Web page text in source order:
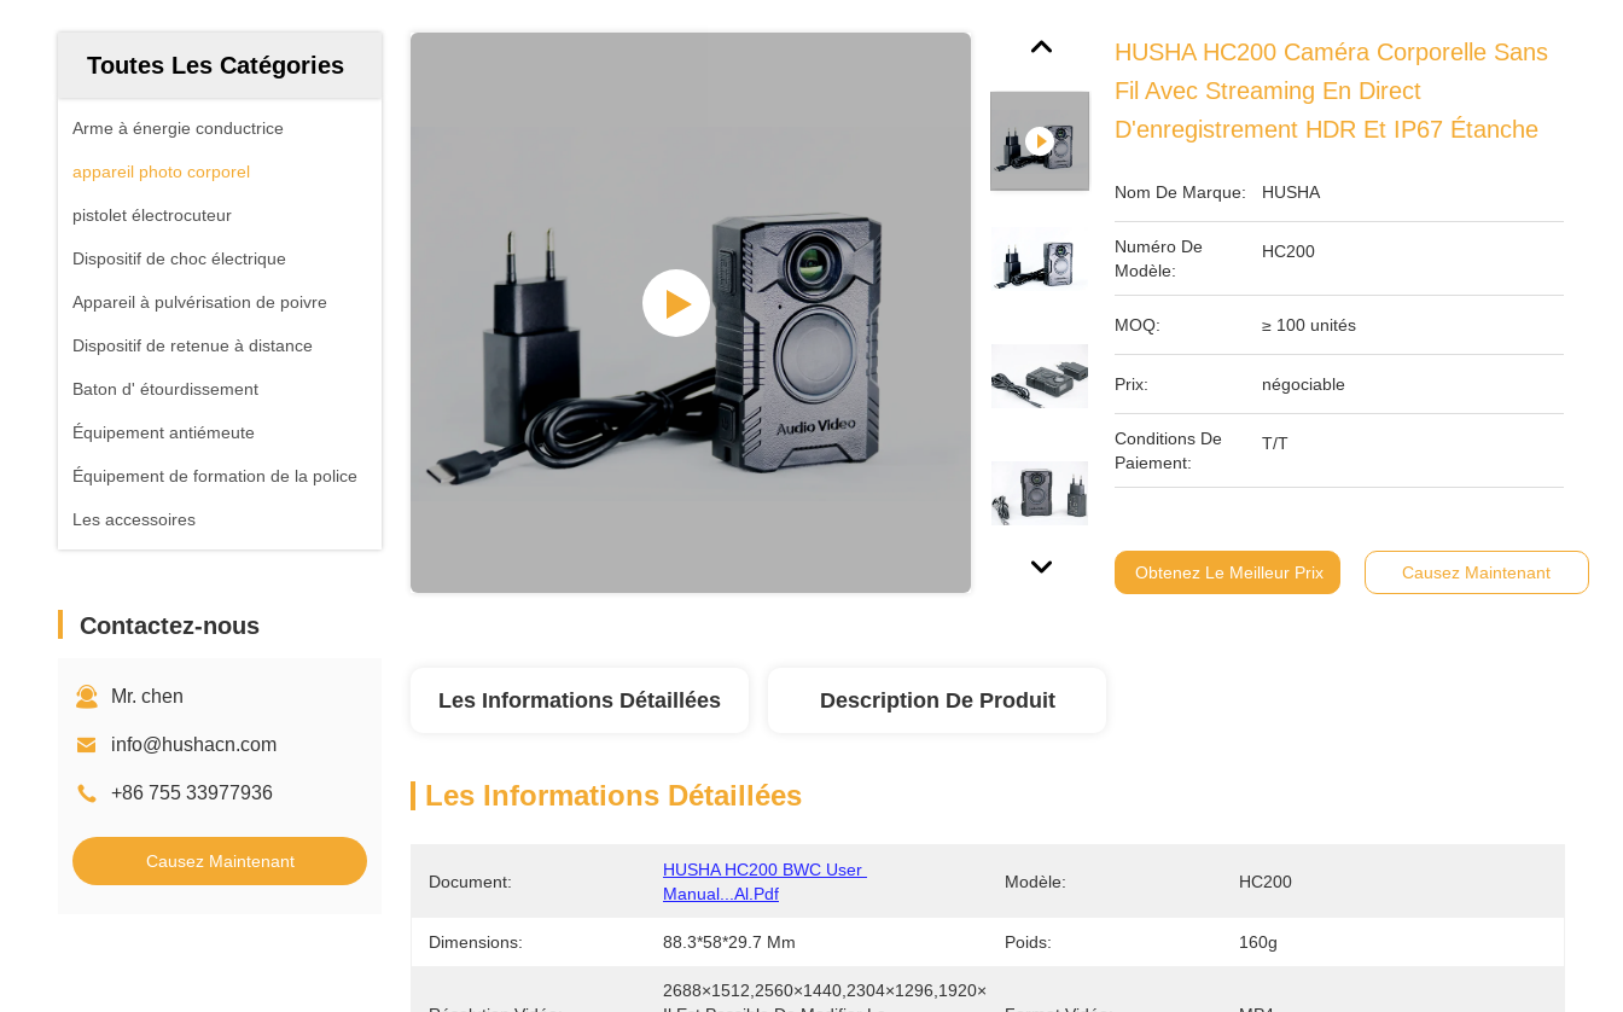
Toutes Les Catégories
Arme à énergie conductrice
appareil photo corporel
pistolet électrocuteur
Dispositif de choc électrique
Appareil à pulvérisation de poivre
Dispositif de retenue à distance
Baton d' étourdissement
Équipement antiémeute
Équipement de formation de la police
Les accessoires
Contactez-nous
Mr. chen
info@hushacn.com
+86 755 33977936
Causez Maintenant
HUSHA HC200 Caméra Corporelle Sans
Fil Avec Streaming En Direct
D'enregistrement HDR Et IP67 Étanche
Nom De Marque: HUSHA
Numéro De
Modèle:
HC200
MOQ: ≥ 100 unités
Prix: négociable
Conditions De
Paiement:
T/T
Obtenez Le Meilleur Prix Causez Maintenant
Les Informations Détaillées Description De Produit
Les Informations Détaillées
Document:
HUSHA HC200 BWC User
Manual...al.pdf
Modèle: HC200
Dimensions: 88.3*58*29.7 Mm Poids: 160g
2688×1512,2560×1440,2304×1296,1920×1080